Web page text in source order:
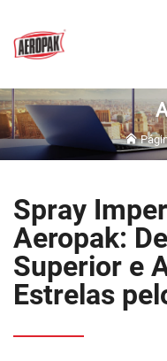
Spray
Aeropak:
Superior e
Estrelas